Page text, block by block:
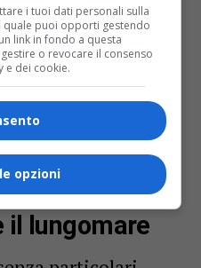
e meno afoso
della regione. Lo
attorno ai 3.666
di aria mite
ideali per
il lungomare
i tuoi dati personali sulla
quale puoi opporti gestendo
link in fondo a questa
o revocare il consenso
e dei cookie.
opzioni